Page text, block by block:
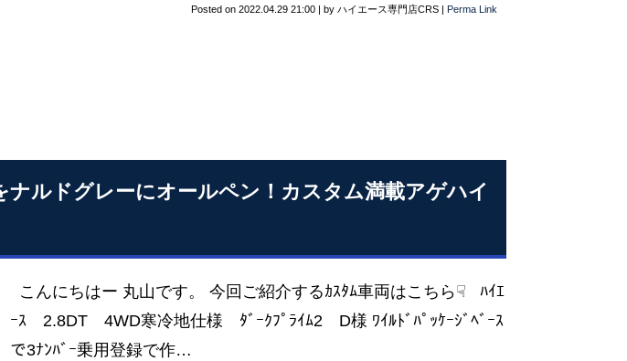
Posted on 2022.04.29 21:00 by ハイエース専門店CRS Perma Link
ナルドグレーにオールペン！カスタム満載アゲハイ
こんにちはー 丸山です。 今回ご紹介するｶｽﾀﾑ車両はこちら☟ ﾊｲｴ
ｰｽ 2.8DT 4WD寒冷地仕様 ﾀﾞｰｸﾌﾟﾗｲﾑ2 D様 ﾜｲﾙﾄﾞﾊﾟｯｹｰｼﾞﾍﾞｰｽ
で3ﾅﾝﾊﾞｰ乗用登録で作…